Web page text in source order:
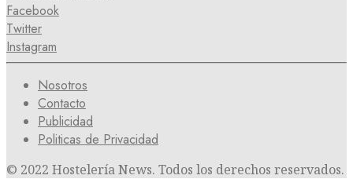
Facebook
Twitter
Instagram
Nosotros
Contacto
Publicidad
Politicas de Privacidad
© 2022 Hostelería News. Todos los derechos reservados.